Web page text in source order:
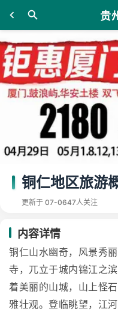
贵
铜仁地区旅游
更新于 07-0647人关注
内容详情
铜仁山水幽奇，风景秀
寺，兀立于城内锦江之
着美丽的山城，山上怪
雅壮观。登临眺望，江